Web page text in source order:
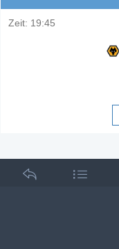
Zeit: 19:45